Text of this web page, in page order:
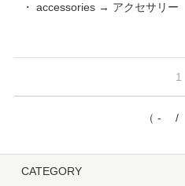
・ accessories → アクセサリー
1
（ - /
CATEGORY